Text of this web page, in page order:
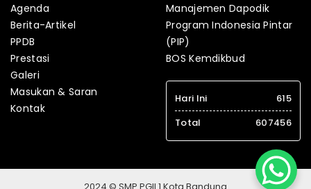
Agenda
Berita-Artikel
PPDB
Prestasi
Galeri
Masukan & Saran
Kontak
Manajemen Dapodik
Program Indonesia Pintar
(PIP)
BOS Kemdikbud
Hari Ini
615
Total
607456